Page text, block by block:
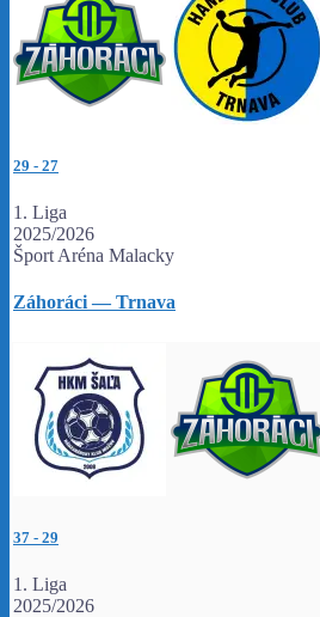
29 - 27
1. Liga
2025/2026
Šport Aréna Malacky
Záhoráci — Trnava
37 - 29
1. Liga
2025/2026